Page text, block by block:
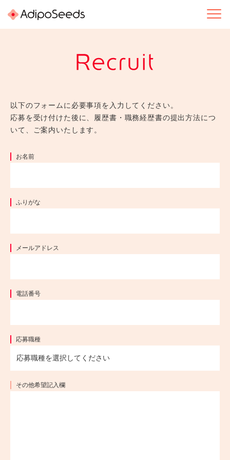
以下のフォームに必要事項を入力してください。
応募を受け付けた後に、履歴書・職務経歴書の提出方法につ
いて、ご案内いたします。
お名前
ふりがな
メールアドレス
電話番号
応募職種
その他希望記入欄